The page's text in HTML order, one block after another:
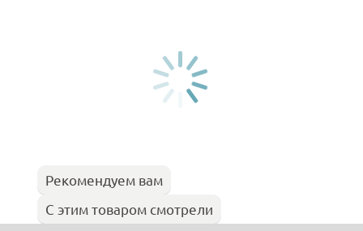
Рекомендуем вам
С этим товаром смотрели